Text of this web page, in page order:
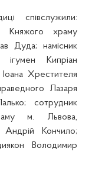
співслужили:
Княжого храму
Дуда; намісник
ігумен Кипріан
Хрестителя
Лазаря
сотрудник
м. Львова,
Кончило;
Володимир